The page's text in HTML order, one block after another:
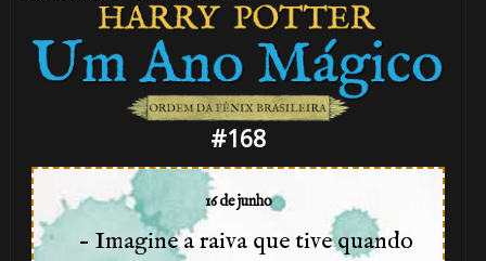
#168
16 de junho
– Imagine a raiva que tive quando
🎂